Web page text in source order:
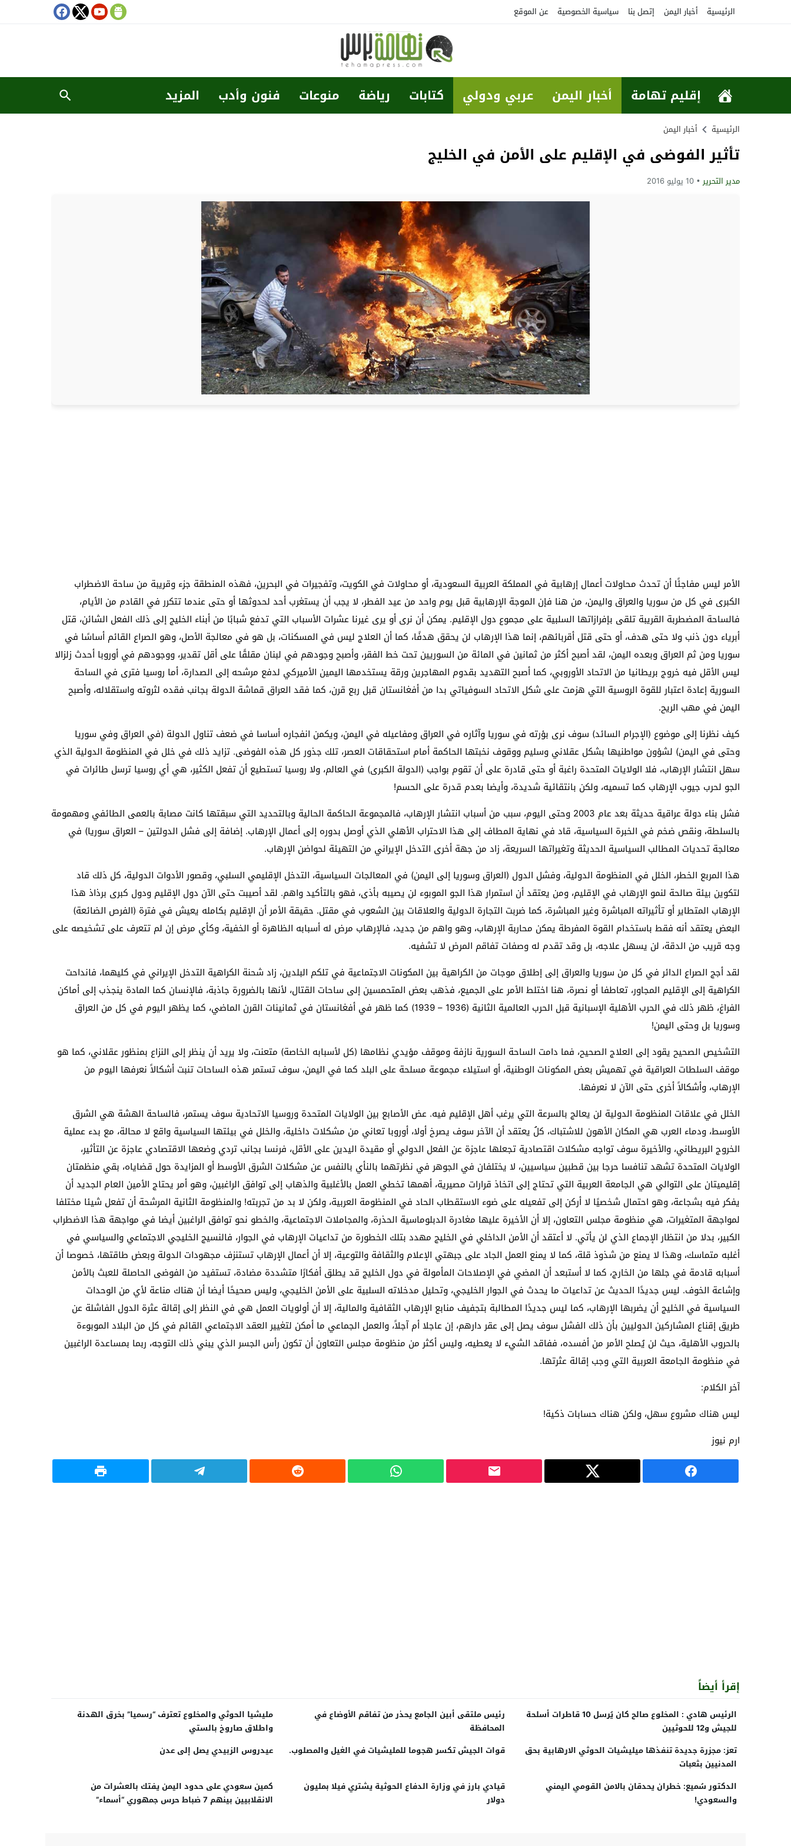
الرئيسية أخبار اليمن إتصل بنا سياسية الخصوصية عن الموقع
إقليم تهامة أخبار اليمن عربي ودولي كتابات رياضة منوعات فنون وأدب المزيد
الرئيسية أخبار اليمن
تأثير الفوضى في الإقليم على الأمن في الخليج
مدير التحرير 10 يوليو 2016
الأمر ليس مفاجئًا أن تحدث محاولات أعمال إرهابية في المملكة العربية السعودية، أو محاولات في الكويت، وتفجيرات في البحرين، فهذه المنطقة جزء وقريبة من ساحة الاضطراب
الكبرى في كل من سوريا والعراق واليمن، من هنا فإن الموجة الإرهابية قبل يوم واحد من عيد الفطر، لا يجب أن يستغرب أحد لحدوثها أو حتى عندما تتكرر في القادم من الأيام،
فالساحة المضطربة القريبة تلقى بإفرازاتها السلبية على مجموع دول الإقليم. يمكن أن نرى أو يرى غيرنا عشرات الأسباب التي تدفع شبابًا من أبناء الخليج إلى ذلك الفعل الشائن، قتل
أبرياء دون ذنب ولا حتى هدف، أو حتى قتل أقربائهم، إنما هذا الإرهاب لن يحقق هدفًا، كما أن العلاج ليس في المسكنات، بل هو في معالجة الأصل، وهو الصراع القائم أساسًا في
سوريا ومن ثم العراق وبعده اليمن، لقد أصبح أكثر من ثمانين في المائة من السوريين تحت خط الفقر، وأصبح وجودهم في لبنان مقلقًا على أقل تقدير، ووجودهم في أوروبا أحدث زلزالا
ليس الأقل فيه خروج بريطانيا من الاتحاد الأوروبي، كما أصبح التهديد بقدوم المهاجرين ورقة يستخدمها اليمين الأميركي لدفع مرشحه إلى الصدارة، أما روسيا فترى في الساحة
السورية إعادة اعتبار للقوة الروسية التي هزمت على شكل الاتحاد السوفياتي بدا من أفغانستان قبل ربع قرن، كما فقد العراق قماشة الدولة بجانب فقده لثروته واستقلاله، وأصبح
اليمن في مهب الريح.
كيف نظرنا إلى موضوع (الإجرام السائد) سوف نرى بؤرته في سوريا وآثاره في العراق ومفاعيله في اليمن، ويكمن انفجاره أساسا في ضعف تناول الدولة (في العراق وفي سوريا
وحتى في اليمن) لشؤون مواطنيها بشكل عقلاني وسليم ووقوف نخبتها الحاكمة أمام استحقاقات العصر، تلك جذور كل هذه الفوضى. تزايد ذلك في خلل في المنظومة الدولية الذي
سهل انتشار الإرهاب، فلا الولايات المتحدة راغبة أو حتى قادرة على أن تقوم بواجب (الدولة الكبرى) في العالم، ولا روسيا تستطيع أن تفعل الكثير، هي أي روسيا ترسل طائرات في
الجو لحرب جيوب الإرهاب كما تسميه، ولكن بانتقائية شديدة، وأيضا بعدم قدرة على الحسم!
فشل بناء دولة عراقية حديثة بعد عام 2003 وحتى اليوم، سبب من أسباب انتشار الإرهاب، فالمجموعة الحاكمة الحالية وبالتحديد التي سبقتها كانت مصابة بالعمى الطائفي ومهمومة
بالسلطة، ونقص ضخم في الخبرة السياسية، قاد في نهاية المطاف إلى هذا الاحتراب الأهلي الذي أوصل بدوره إلى أعمال الإرهاب. إضافة إلى فشل الدولتين – العراق سوريا) في
معالجة تحديات المطالب السياسية الحديثة وتغيراتها السريعة، زاد من جهة أخرى التدخل الإيراني من التهيئة لحواضن الإرهاب.
هذا المربع الخطر، الخلل في المنظومة الدولية، وفشل الدول (العراق وسوريا إلى اليمن) في المعالجات السياسية، التدخل الإقليمي السلبي، وقصور الأدوات الدولية، كل ذلك قاد
لتكوين بيئة صالحة لنمو الإرهاب في الإقليم، ومن يعتقد أن استمرار هذا الجو الموبوء لن يصيبه بأذى، فهو بالتأكيد واهم. لقد أصيبت حتى الآن دول الإقليم ودول كبرى برذاذ هذا
الإرهاب المتطاير أو تأثيراته المباشرة وغير المباشرة، كما ضربت التجارة الدولية والعلاقات بين الشعوب في مقتل. حقيقة الأمر أن الإقليم بكامله يعيش في فترة (الفرص الضائعة)
البعض يعتقد أنه فقط باستخدام القوة المفرطة يمكن محاربة الإرهاب، وهو واهم من جديد، فالإرهاب مرض له أسبابه الظاهرة أو الخفية، وكأي مرض إن لم تتعرف على تشخيصه على
وجه قريب من الدقة، لن يسهل علاجه، بل وقد تقدم له وصفات تفاقم المرض لا تشفيه.
لقد أجج الصراع الدائر في كل من سوريا والعراق إلى إطلاق موجات من الكراهية بين المكونات الاجتماعية في تلكم البلدين، زاد شحنة الكراهية التدخل الإيراني في كليهما، فانداحت
الكراهية إلى الإقليم المجاور، تعاطفا أو نصرة، هنا اختلط الأمر على الجميع، فذهب بعض المتحمسين إلى ساحات القتال، لأنها بالضرورة جاذبة، فالإنسان كما المادة ينجذب إلى أماكن
الفراغ، ظهر ذلك في الحرب الأهلية الإسبانية قبل الحرب العالمية الثانية (1936 – 1939) كما ظهر في أفغانستان في ثمانينات القرن الماضي، كما يظهر اليوم في كل من العراق
وسوريا بل وحتى اليمن!
التشخيص الصحيح يقود إلى العلاج الصحيح، فما دامت الساحة السورية نازفة وموقف مؤيدي نظامها (كل لأسبابه الخاصة) متعنت، ولا يريد أن ينظر إلى النزاع بمنظور عقلاني، كما هو
موقف السلطات العراقية في تهميش بعض المكونات الوطنية، أو استيلاء مجموعة مسلحة على البلد كما في اليمن، سوف تستمر هذه الساحات تنبت أشكالاً نعرفها اليوم من
الإرهاب، وأشكالاً أخرى حتى الآن لا نعرفها.
الخلل في علاقات المنظومة الدولية لن يعالج بالسرعة التي يرغب أهل الإقليم فيه. عض الأصابع بين الولايات المتحدة وروسيا الاتحادية سوف يستمر، فالساحة الهشة هي الشرق
الأوسط، ودماء العرب هي المكان الأهون للاشتباك، كلُ يعتقد أن الآخر سوف يصرخ أولا، أوروبا تعاني من مشكلات داخلية، والخلل في بيئتها السياسية واقع لا محالة، مع بدء عملية
الخروج البريطاني، والأخيرة سوف تواجه مشكلات اقتصادية تجعلها عاجزة عن الفعل الدولي أو مقيدة اليدين على الأقل، فرنسا بجانب تردي وضعها الاقتصادي عاجزة عن التأثير،
الولايات المتحدة تشهد تنافسا حرجا بين قطبين سياسيين، لا يختلفان في الجوهر في نظرتهما بالنأي بالنفس عن مشكلات الشرق الأوسط أو المزايدة حول قضاياه، بقي منظمتان
إقليميتان على التوالي هي الجامعة العربية التي تحتاج إلى اتخاذ قرارات مصيرية، أهمها تخطي العمل بالأغلبية والذهاب إلى توافق الراغبين، وهو أمر يحتاج الأمين العام الجديد أن
يفكر فيه بشجاعة، وهو احتمال شخصيًا لا أركن إلى تفعيله على ضوء الاستقطاب الحاد في المنظومة العربية، ولكن لا بد من تجربته! والمنظومة الثانية المرشحة أن تفعل شيئا مختلفا
لمواجهة المتغيرات، هي منظومة مجلس التعاون، إلا أن الأخيرة عليها مغادرة الدبلوماسية الحذرة، والمجاملات الاجتماعية، والخطو نحو توافق الراغبين أيضا في مواجهة هذا الاضطراب
الكبير، بدلا من انتظار الإجماع الذي لن يأتي. لا أعتقد أن الأمن الداخلي في الخليج مهدد بتلك الخطورة من تداعيات الإرهاب في الجوار، فالنسيج الخليجي الاجتماعي والسياسي في
أغلبه متماسك، وهذا لا يمنع من شذوذ قلة، كما لا يمنع العمل الجاد على جبهتي الإعلام والثقافة والتوعية، إلا أن أعمال الإرهاب تستنزف مجهودات الدولة وبعض طاقتها، خصوصا أن
أسبابه قادمة في جلها من الخارج، كما لا أستبعد أن المضي في الإصلاحات المأمولة في دول الخليج قد يطلق أفكارًا متشددة مضادة، تستفيد من الفوضى الحاصلة للعبث بالأمن
وإشاعة الخوف. ليس جديدًا الحديث عن تداعيات ما يحدث في الجوار الخليجي، وتحليل مدخلاته السلبية على الأمن الخليجي، وليس صحيحًا أيضا أن هناك مناعة لأي من الوحدات
السياسية في الخليج أن يضربها الإرهاب، كما ليس جديدًا المطالبة بتجفيف منابع الإرهاب الثقافية والمالية، إلا أن أولويات العمل هي في النظر إلى إقالة عثرة الدول الفاشلة عن
طريق إقناع المشاركين الدوليين بأن ذلك الفشل سوف يصل إلى عقر دارهم، إن عاجلا أم آجلاً، والعمل الجماعي ما أمكن لتغيير العقد الاجتماعي القائم في كل من البلاد الموبوءة
بالحروب الأهلية، حيث لن يُصلح الأمر من أفسده، ففاقد الشيء لا يعطيه، وليس أكثر من منظومة مجلس التعاون أن تكون رأس الجسر الذي يبني ذلك التوجه، ربما بمساعدة الراغبين
في منظومة الجامعة العربية التي وجب إقالة عثرتها.
آخر الكلام:
ليس هناك مشروع سهل، ولكن هناك حسابات ذكية!
ارم نيوز
إقرأ أيضاً
الرئيس هادي : المخلوع صالح كان يُرسل 10 قاطرات أسلحة
للجيش و12 للحوثيين
رئيس ملتقى أبين الجامع يحذر من تفاقم الأوضاع في
المحافظة
مليشيا الحوثي والمخلوع تعترف “رسميا” بخرق الهدنة
واطلاق صاروخ بالستي
‫‏تعز‬: مجزرة جديدة تنفذها ‫ميليشيات الحوثي الارهابية‬ بحق
المدنيين بثعبات
قوات الجيش تكسر هجوما للمليشيات في الغيل والمصلوب. عيدروس الزبيدي يصل إلى عدن
الدكتور سُميع: خطران يحدقان بالامن القومي اليمني
والسعودي!
قيادي بارز في وزارة الدفاع الحوثية يشتري فيلا بمليون
دولار
كمين سعودي على حدود اليمن يفتك بالعشرات من
الانقلابيين بينهم 7 ضباط حرس جمهوري “أسماء”